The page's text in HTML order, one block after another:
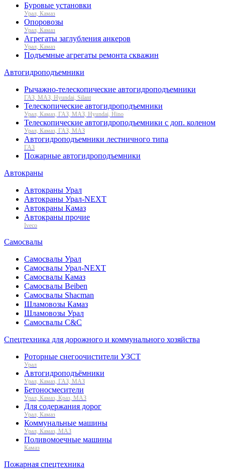
Буровые установки
Урал, Камаз
Опоровозы
Урал, Камаз
Агрегаты заглубления анкеров
Урал, Камаз
Подъемные агрегаты ремонта скважин
Автогидроподъемники
Рычажно-телескопические автогидроподъемники
ГАЗ, МАЗ, Hyundai, Silant
Телескопические автогидроподъемники
Урал, Камаз, ГАЗ, МАЗ, Hyundai, Hino
Телескопические автогидроподъемники с доп. коленом
Урал, Камаз, ГАЗ, МАЗ
Автогидроподъемники лестничного типа
ГАЗ
Пожарные автогидроподъемники
Автокраны
Автокраны Урал
Автокраны Урал-NEXT
Автокраны Камаз
Автокраны прочие
Iveco
Самосвалы
Самосвалы Урал
Самосвалы Урал-NEXT
Самосвалы Камаз
Самосвалы Beiben
Самосвалы Shacman
Шламовозы Камаз
Шламовозы Урал
Самосвалы C&C
Спецтехника для дорожного и коммунального хозяйства
Роторные снегоочистители УЗСТ
Урал
Автогидроподъёмники
Урал, Камаз, ГАЗ, МАЗ
Бетоносмесители
Урал, Камаз, Краз, МАЗ
Для содержания дорог
Урал, Камаз
Коммунальные машины
Урал, Камаз, МАЗ
Поливомоечные машины
Камаз
Пожарная спецтехника